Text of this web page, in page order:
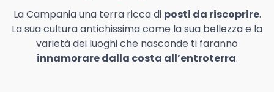
La Campania una terra ricca di posti da riscoprire.
La sua cultura antichissima come la sua bellezza e la
varietà dei luoghi che nasconde ti faranno
innamorare dalla costa all’entroterra.